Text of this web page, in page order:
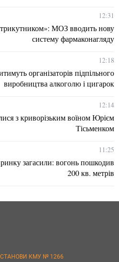
12:31
МОЗ вводить нову
систему фармаконагляду
12:18
організаторів підпільного
виробництва алкоголю і цигарок
12:14
з криворізьким воїном Юрієм
Тісьменком
11:25
загасили: вогонь пошкодив
200 кв. метрів
КМУ № 1266